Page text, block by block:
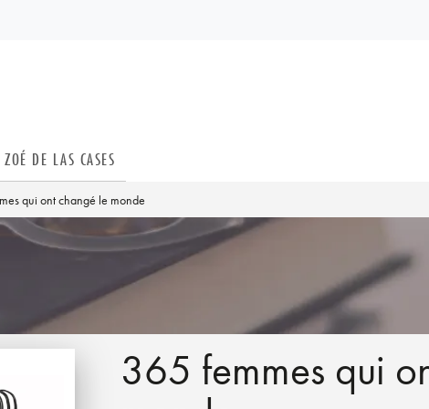
ZOÉ DE LAS CASES
qui ont changé le monde
365 femmes qui